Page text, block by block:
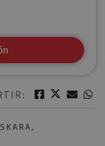
Facebook
Twitter